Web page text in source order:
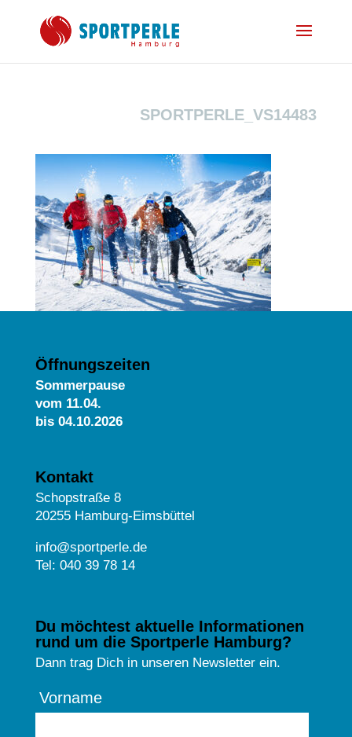
SPORTPERLE_VS14483
Öffnungszeiten
Sommerpause
vom 11.04.
bis 04.10.2026
Kontakt
Schopstraße 8
20255 Hamburg-Eimsbüttel
info@sportperle.de
Tel: 040 39 78 14
Du möchtest aktuelle Informationen
rund um die Sportperle Hamburg?
Dann trag Dich in unseren Newsletter ein.
Vorname